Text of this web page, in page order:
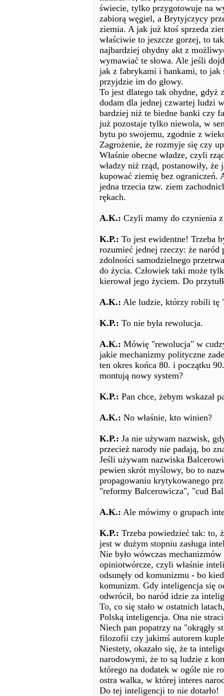
świecie, tylko przygotowuje na
zabiorą węgiel, a Brytyjczycy
ziemia. A jak już ktoś sprzeda
właściwie to jeszcze gorzej, to
najbardziej ohydny akt z
wymawiać te słowa. Ale jeśli
jak z fabrykami i bankami, to jak
przyjdzie im do głowy.
To jest dlatego tak ohydne, gdyż
dodam dla jednej czwartej ludzi
bardziej niż te biedne banki czy
już pozostaje tylko niewola, w
bytu po swojemu, zgodnie z
Zagrożenie, że rozmyje się czy
Właśnie obecne władze, czyli
władzy niż rząd, postanowiły,
kupować ziemię bez
jedna trzecia tzw. ziem
rękach.
A.K.: Czyli mamy do czynienia
K.P.: To jest ewidentne! Trzeba
rozumieć jednej rzeczy: że
zdolności samodzielnego
do życia. Człowiek taki może
kierował jego życiem. Do
A.K.: Ale ludzie, którzy robili tę
K.P.: To nie była rewolucja.
A.K.: Mówię "rewolucja" w
jakie mechanizmy polityczne
ten okres końca 80. i początku
montują nowy system?
K.P.: Pan chce, żebym wskazał
A.K.: No właśnie, kto winien?
K.P.: Ja nie używam nazwisk,
przecież narody nie padają, bo
Jeśli używam nazwiska
pewien skrót myślowy, bo to
propagowaniu krytykowanego
"reformy Balcerowicza", "cud
A.K.: Ale mówimy o grupach
K.P.: Trzeba powiedzieć tak: to,
jest w dużym stopniu zasługa
Nie było wówczas
opiniotwórcze, czyli właśnie
odsunęły od komunizmu - bo
komunizm. Gdy inteligencja się
odwrócił, bo naród idzie za
To, co się stało w ostatnich
Polską inteligencja. Ona nie
Niech pan popatrzy na "okrągły
filozofii czy jakimś autorem
Niestety, okazało się, że ta
narodowymi, że to są ludzie z
którego na dodatek w ogóle nie
ostra walka, w której interes
Do tej inteligencji to nie dotarło!